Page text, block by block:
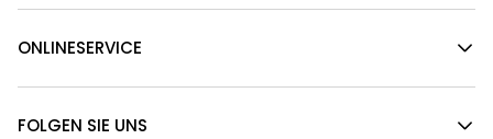
ONLINESERVICE
FOLGEN SIE UNS